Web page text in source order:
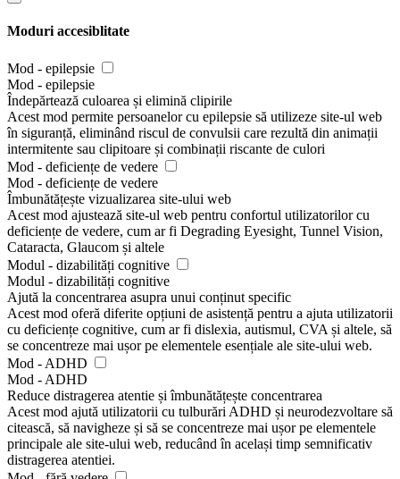
Moduri accesiblitate
Mod - epilepsie
Mod - epilepsie
Îndepărtează culoarea și elimină clipirile
Acest mod permite persoanelor cu epilepsie să utilizeze site-ul web
în siguranță, eliminând riscul de convulsii care rezultă din animații
intermitente sau clipitoare și combinații riscante de culori
Mod - deficiențe de vedere
Mod - deficiențe de vedere
Îmbunătățește vizualizarea site-ului web
Acest mod ajustează site-ul web pentru confortul utilizatorilor cu
deficiențe de vedere, cum ar fi Degrading Eyesight, Tunnel Vision,
Cataracta, Glaucom și altele
Modul - dizabilități cognitive
Modul - dizabilități cognitive
Ajută la concentrarea asupra unui conținut specific
Acest mod oferă diferite opțiuni de asistență pentru a ajuta utilizatorii
cu deficiențe cognitive, cum ar fi dislexia, autismul, CVA și altele, să
se concentreze mai ușor pe elementele esențiale ale site-ului web.
Mod - ADHD
Mod - ADHD
Reduce distragerea atentie și îmbunătățește concentrarea
Acest mod ajută utilizatorii cu tulburări ADHD și neurodezvoltare să
citească, să navigheze și să se concentreze mai ușor pe elementele
principale ale site-ului web, reducând în același timp semnificativ
distragerea atentiei.